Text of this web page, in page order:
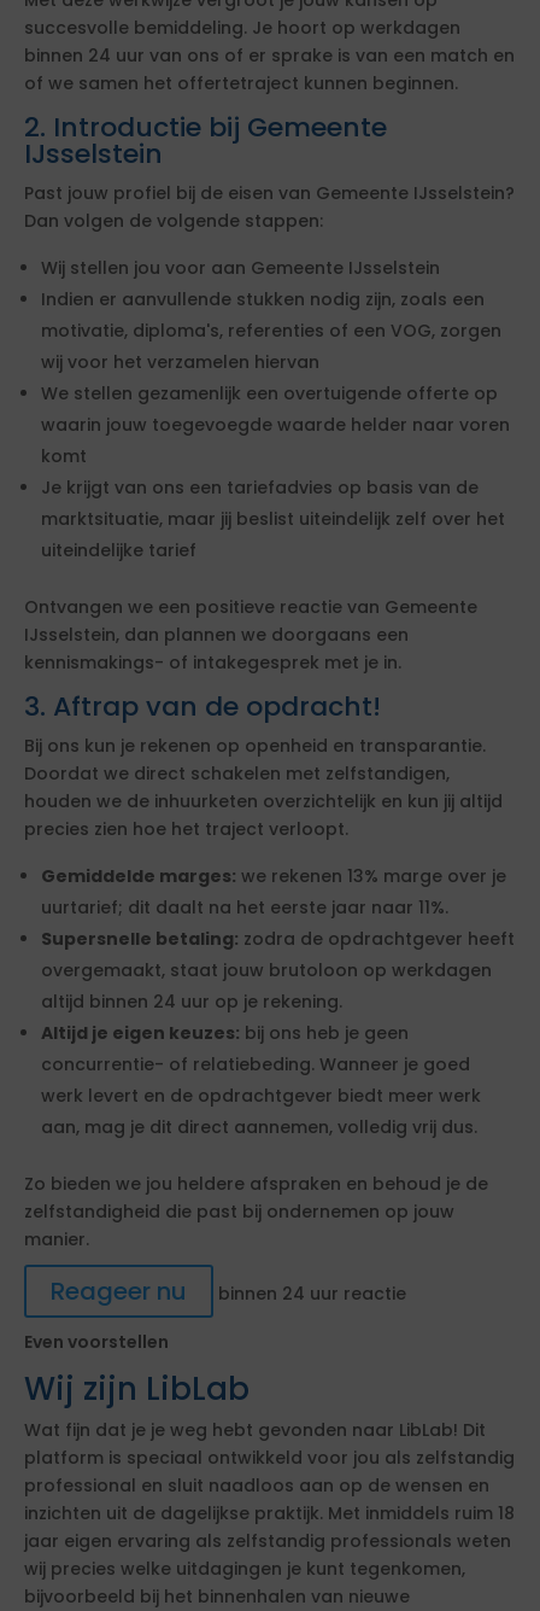
succesvolle bemiddeling. Je hoort op werkdagen
binnen 24 uur van ons of er sprake is van een match en
of we samen het offertetraject kunnen beginnen.
2. Introductie bij Gemeente
IJsselstein
Past jouw profiel bij de eisen van Gemeente IJsselstein?
Dan volgen de volgende stappen:
Wij stellen jou voor aan Gemeente IJsselstein
Indien er aanvullende stukken nodig zijn, zoals een
motivatie, diploma's, referenties of een VOG, zorgen
wij voor het verzamelen hiervan
We stellen gezamenlijk een overtuigende offerte op
waarin jouw toegevoegde waarde helder naar voren
komt
Je krijgt van ons een tariefadvies op basis van de
marktsituatie, maar jij beslist uiteindelijk zelf over het
uiteindelijke tarief
Ontvangen we een positieve reactie van Gemeente
IJsselstein, dan plannen we doorgaans een
kennismakings- of intakegesprek met je in.
3. Aftrap van de opdracht!
Bij ons kun je rekenen op openheid en transparantie.
Doordat we direct schakelen met zelfstandigen,
houden we de inhuurketen overzichtelijk en kun jij altijd
precies zien hoe het traject verloopt.
Gemiddelde marges: we rekenen 13% marge over je
uurtarief; dit daalt na het eerste jaar naar 11%.
Supersnelle betaling: zodra de opdrachtgever heeft
overgemaakt, staat jouw brutoloon op werkdagen
altijd binnen 24 uur op je rekening.
Altijd je eigen keuzes: bij ons heb je geen
concurrentie- of relatiebeding. Wanneer je goed
werk levert en de opdrachtgever biedt meer werk
aan, mag je dit direct aannemen, volledig vrij dus.
Zo bieden we jou heldere afspraken en behoud je de
zelfstandigheid die past bij ondernemen op jouw
manier.
Reageer nu
binnen 24 uur reactie
Even voorstellen
Wij zijn LibLab
Wat fijn dat je je weg hebt gevonden naar LibLab! Dit
platform is speciaal ontwikkeld voor jou als zelfstandig
professional en sluit naadloos aan op de wensen en
inzichten uit de dagelijkse praktijk. Met inmiddels ruim 18
jaar eigen ervaring als zelfstandig professionals weten
wij precies welke uitdagingen je kunt tegenkomen,
bijvoorbeeld bij het binnenhalen van nieuwe